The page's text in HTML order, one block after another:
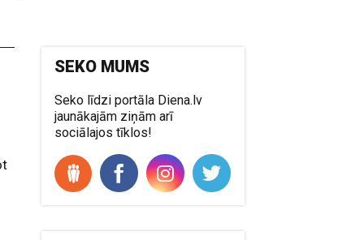
SEKO MUMS
Seko līdzi portāla Diena.lv
jaunākajām ziņām arī
sociālajos tīklos!